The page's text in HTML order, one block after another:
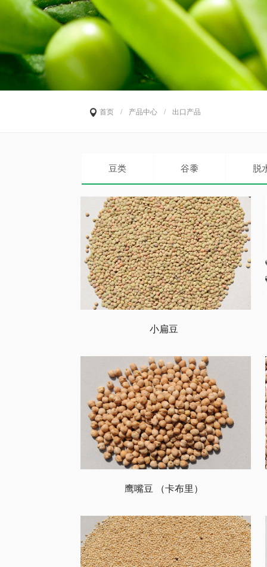
首页 / 产品中心 / 出口产品
豆类 谷黍 脱
小扁豆
鹰嘴豆 （卡布里）